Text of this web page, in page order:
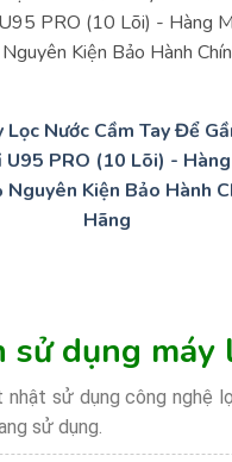
Lọc Nước Cầm Tay Để
U95 PRO (10 Lõi) -
Nguyên Kiện Bảo Hành
Hãng
dụng máy
nhật sử dụng công nghệ
sử dụng.